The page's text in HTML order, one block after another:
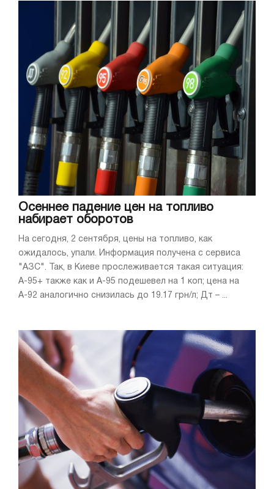
Осеннее падение цен на топливо
набирает оборотов
На сегодня, 2 сентября, цены на топливо, как
ожидалось, упали. Информация получена с сервиса
"АЗС". Так, в Киеве прослеживается такая ситуация:
А-95+ также как и А-95 подешевел на 1 коп; цена на
А-92 аналогично снизилась до 19.17 грн/л; Дт – ...